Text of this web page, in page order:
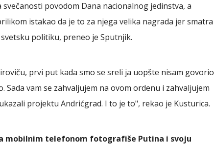
povodom Dana nacionalnog jedinstva, a
istakao da je to za njega velika nagrada jer smatra
politiku, preneo je Sputnjik.
prvi put kada smo se sreli ja uopšte nisam govorio
Sada vam se zahvaljujem na ovom ordenu i zahvaljujem
projektu Andrićgrad. I to je to", rekao je Kusturica.
mobilnim telefonom fotografiše Putina i svoju